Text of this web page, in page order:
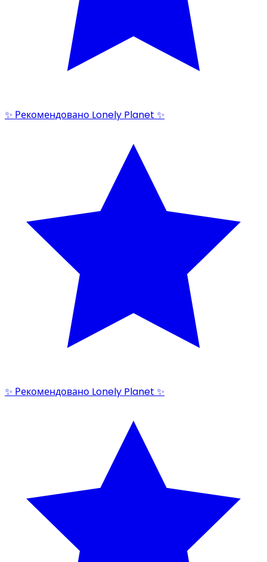
✨ Рекомендовано Lonely Planet ✨
✨ Рекомендовано Lonely Planet ✨